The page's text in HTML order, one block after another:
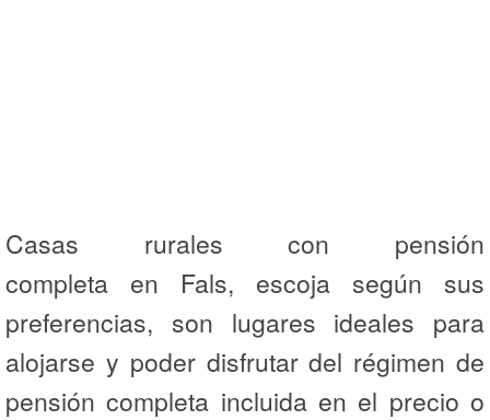
Casas rurales con pensión
completa en Fals, escoja según sus
preferencias, son lugares ideales para
alojarse y poder disfrutar del régimen de
pensión completa incluida en el precio o